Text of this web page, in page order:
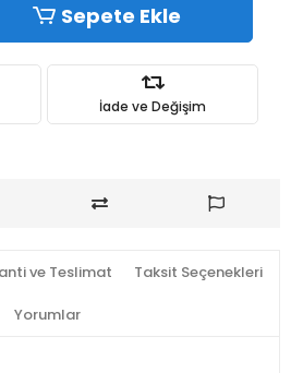
Sepete Ekle
İade ve Değişim
ve Teslimat Taksit Seçenekleri
Yorumlar